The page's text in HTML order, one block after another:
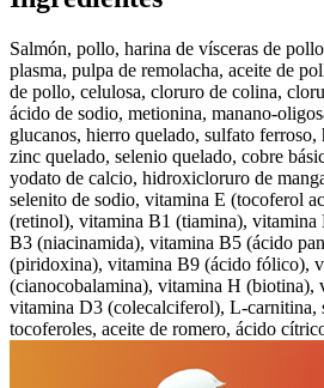
Salmón, pollo, harina de vísceras de
plasma, pulpa de remolacha, aceite de
de pollo, celulosa, cloruro de colina,
ácido de sodio, metionina, manano-
glucanos, hierro quelado, sulfato
zinc quelado, selenio quelado, cobre
yodato de calcio, hidroxicloruro de
selenito de sodio, vitamina E (tocoferol
(retinol), vitamina B1 (tiamina),
B3 (niacinamida), vitamina B5 (ácido
(piridoxina), vitamina B9 (ácido fólico),
(cianocobalamina), vitamina H (biotina),
vitamina D3 (colecalciferol), L-carnitina,
tocoferoles, aceite de romero, ácido